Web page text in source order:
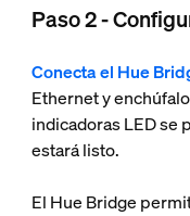
Paso 2 -
Conecta el Hue
Ethernet y
indicadoras LED se
estará listo.
El Hue Bridge